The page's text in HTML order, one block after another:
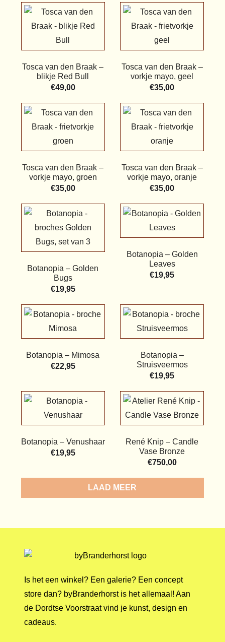
Tosca van den Braak –
blikje Red Bull
€49,00
Tosca van den Braak –
vorkje mayo, geel
€35,00
Tosca van den Braak –
vorkje mayo, groen
€35,00
Tosca van den Braak –
vorkje mayo, oranje
€35,00
Botanopia – Golden
Bugs
€19,95
Botanopia – Golden
Leaves
€19,95
Botanopia – Mimosa
€22,95
Botanopia –
Struisveermos
€19,95
Botanopia – Venushaar
€19,95
René Knip – Candle
Vase Bronze
€750,00
LOAD MORE
Is het een winkel? Een galerie? Een concept
store dan? byBranderhorst is het allemaal! Aan
de Dordtse Voorstraat vind je kunst, design en
cadeaus.